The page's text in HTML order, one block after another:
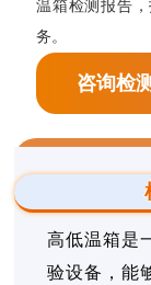
温箱检测报告
务。
咨询检
高低温箱是
验设备，能